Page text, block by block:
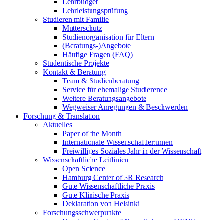
Lehrbudget
Lehrleistungsprüfung
Studieren mit Familie
Mutterschutz
Studienorganisation für Eltern
(Beratungs-)Angebote
Häufige Fragen (FAQ)
Studentische Projekte
Kontakt & Beratung
Team & Studienberatung
Service für ehemalige Studierende
Weitere Beratungsangebote
Wegweiser Anregungen & Beschwerden
Forschung & Translation
Aktuelles
Paper of the Month
Internationale Wissenschaftler:innen
Freiwilliges Soziales Jahr in der Wissenschaft
Wissenschaftliche Leitlinien
Open Science
Hamburg Center of 3R Research
Gute Wissenschaftliche Praxis
Gute Klinische Praxis
Deklaration von Helsinki
Forschungsschwerpunkte